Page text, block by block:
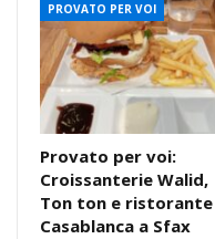
PROVATO PER VOI
Provato per voi:
Croissanterie Walid,
Ton ton e ristorante
Casablanca a Sfax